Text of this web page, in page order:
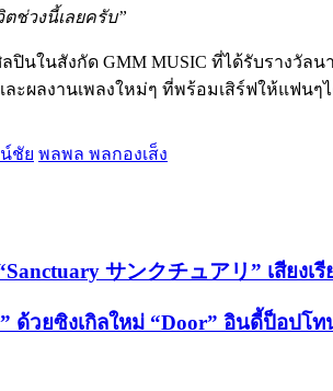
ช่วงนี้เลยครับ”
ปินในสังกัด GMM MUSIC ที่ได้รับรางวั
ละผลงานเพลงใหม่ๆ ที่พร้อมเสิร์ฟให้แฟน
ชัย พลพล พลกองเส็ง
サンクチュアリ” เสีย
” ด้วยซิงเกิลใหม่ “Door” อินดี้ป็อปโ